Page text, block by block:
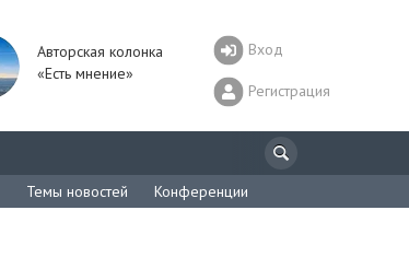
Авторская колонка
«Есть мнение»
Вход
Регистрация
Темы новостей Конференции